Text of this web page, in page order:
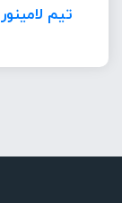
تیم لامینور